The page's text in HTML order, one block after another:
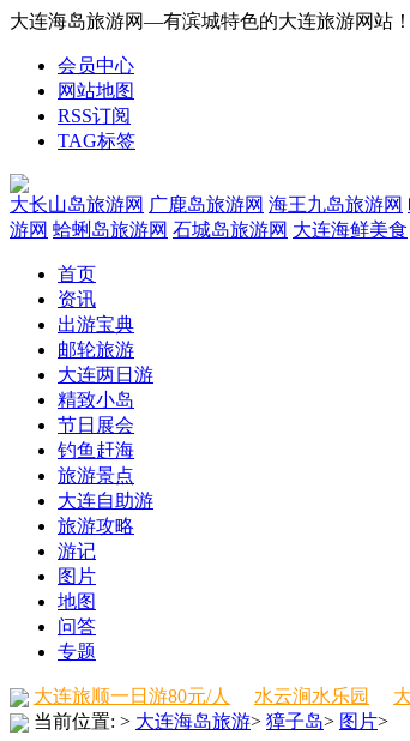
大连海岛旅游网—有滨城特色的大连旅游网站！
会员中心
网站地图
RSS订阅
TAG标签
大长山岛旅游网 广鹿岛旅游网 海王九岛旅游网
游网 蛤蜊岛旅游网 石城岛旅游网 大连海鲜美食
首页
资讯
出游宝典
邮轮旅游
大连两日游
精致小岛
节日展会
钓鱼赶海
旅游景点
大连自助游
旅游攻略
游记
图片
地图
问答
专题
大连旅顺一日游80元/人 水云涧水乐园
当前位置: > 大连海岛旅游> 獐子岛> 图片>